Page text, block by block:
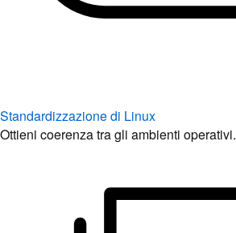
Standardizzazione di Linux
Ottieni coerenza tra gli ambienti operativi.